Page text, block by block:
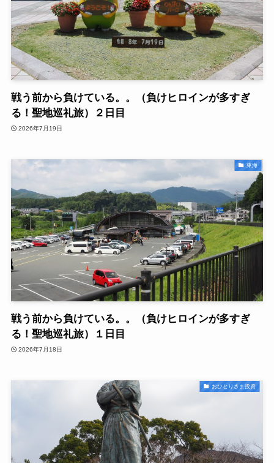
戦う前から負けている。。（負けヒロインが多すぎ
る！聖地巡礼旅）２日目
2026年7月19日
東海
戦う前から負けている。。（負けヒロインが多すぎ
る！聖地巡礼旅）１日目
2026年7月18日
おひとりさま投資